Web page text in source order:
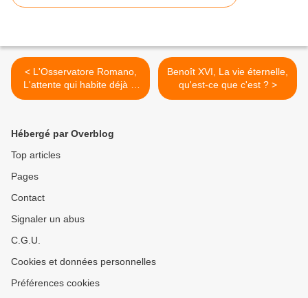
< L'Osservatore Romano,
L'attente qui habite déjà le
coeur de l'homme (2)
Benoît XVI, La vie éternelle,
qu'est-ce que c'est ? >
Hébergé par Overblog
Top articles
Pages
Contact
Signaler un abus
C.G.U.
Cookies et données personnelles
Préférences cookies